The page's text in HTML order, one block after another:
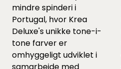
mindre spinderi i
Portugal, hvor Krea
Deluxe's unikke tone-i-
tone farver er
omhyggeligt udviklet i
samarbejde med